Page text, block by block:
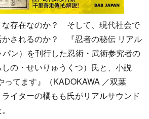
存在なのか？ そして、現代社会で
かされるのか？ 『忍者の秘伝 リアル
ン）を刊行した忍術・武術参究者の
の・せいりゅうくつ）氏と、小説
ってます』（KADOKAWA ／双葉
イターの橘もも氏がリアルサウンド